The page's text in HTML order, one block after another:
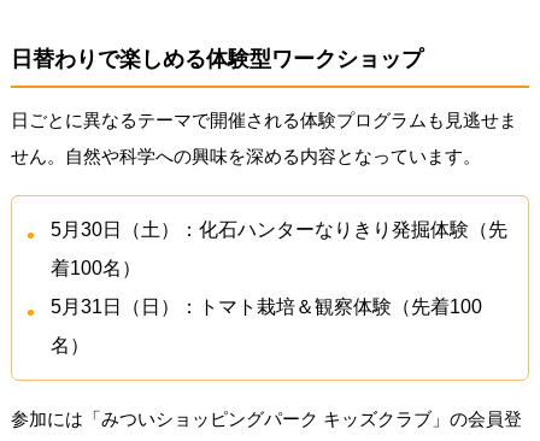
日替わりで楽しめる体験型ワークショップ
日ごとに異なるテーマで開催される体験プログラムも見逃せま
せん。自然や科学への興味を深める内容となっています。
5月30日（土）：化石ハンターなりきり発掘体験（先
着100名）
5月31日（日）：トマト栽培＆観察体験（先着100
名）
参加には「みついショッピングパーク キッズクラブ」の会員登